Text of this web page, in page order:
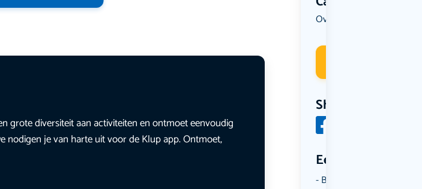
Overig
Share
Een aantal
Borrelen
grote diversiteit aan activiteiten en ontmoet eenvoudig
nodigen je van harte uit voor de Klup app. Ontmoet,